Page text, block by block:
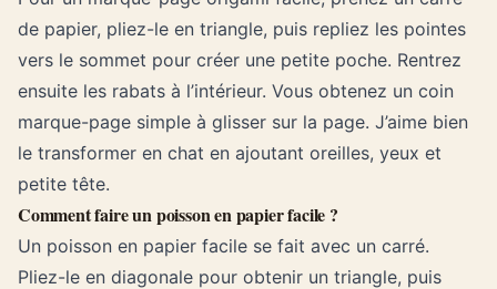
de papier, pliez-le en triangle, puis repliez les pointes
vers le sommet pour créer une petite poche. Rentrez
ensuite les rabats à l’intérieur. Vous obtenez un coin
marque-page simple à glisser sur la page. J’aime bien
le transformer en chat en ajoutant oreilles, yeux et
petite tête.
Comment faire un poisson en papier facile ?
Un poisson en papier facile se fait avec un carré.
Pliez-le en diagonale pour obtenir un triangle, puis